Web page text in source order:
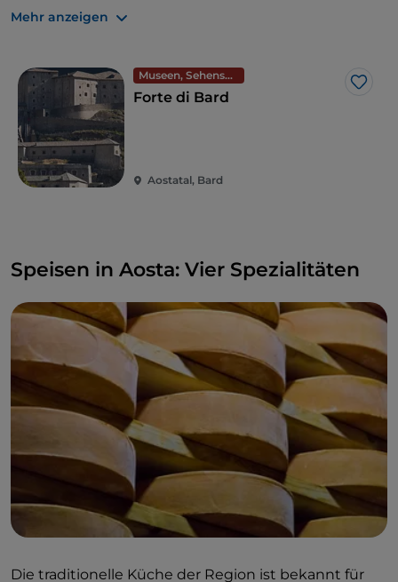
Museum der Alpen
und Multimedia-Workshops für Kinder.
Schließlich werden Sportler es lieben, im
Nationalpark des Gran Paradiso zu
Mehr anzeigen
Museen, Sehenswürdigkeiten und Denkmäler
Like
Forte di Bard
Aostatal, Bard
Speisen in Aosta: Vier Spezialitäten
Die traditionelle Küche der Region ist bekannt für